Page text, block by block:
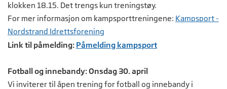
klokken 18.15. Det trengs kun treningstøy.
For mer informasjon om kampsporttreningene: Kampsport -
Nordstrand Idrettsforening
Link til påmelding: Påmelding kampsport
Fotball og innebandy: Onsdag 30. april
Vi inviterer til åpen trening for fotball og innebandy i